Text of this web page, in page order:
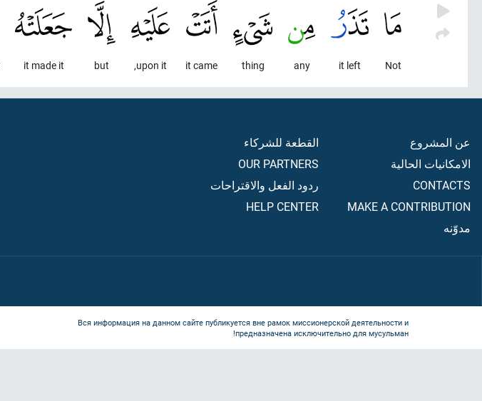
Not
it left
any
thing
it came
upon it,
but
it made it
عن المشروع
الامكانيات الحالية
CONTACTS
MAKE A CONTRIBUTION
مدوّنه
القطعة للشركاء
OUR PARTNERS
ردود الفعل والاقتراحات
HELP CENTER
Вся информация на данном сайте публикуется вне рамок миссионерской деятельности и
предназначена исключительно для мусульман!